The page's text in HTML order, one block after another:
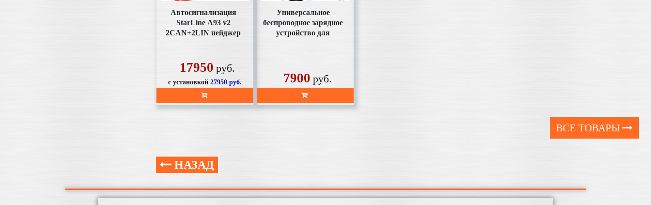
Автосигнализация
StarLine А93 v2
2CAN+2LIN пейджер
17950 руб.
с установкой27950 руб.
Универсальное
беспроводное зарядное
устройство для
7900 руб.
ВСЕ ТОВАРЫ
НАЗАД